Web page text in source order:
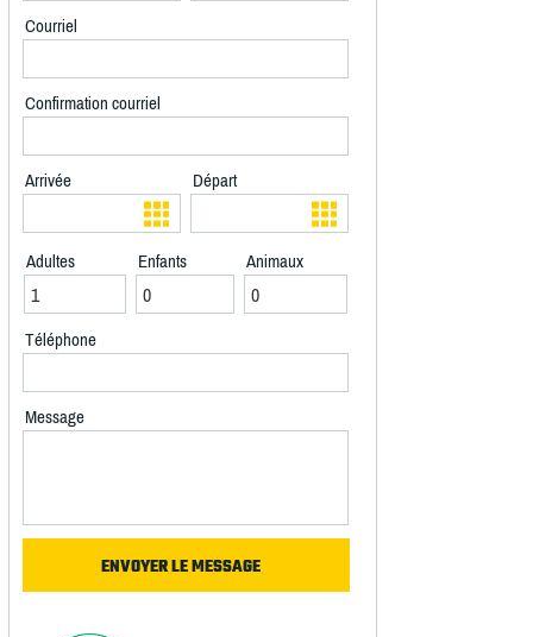
Courriel
Confirmation courriel
Arrivée Départ
Adultes Enfants Animaux
Téléphone
Message